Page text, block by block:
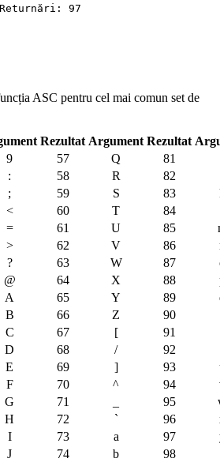
97
ASC pentru cel mai comun set de
Rezultat Argument Rezultat
9 57 Q
81
: 58 R
82
; 59 S 83
< 60 T
84
= 61 U 85
> 62 V 86
? 63 W 87
@ 64 X 88
A 65 Y 89
B 66 Z
90
C 67 [
91
D 68 /
92
E 69 ] 93
F 70 ^ 94
G 71 95
H 72 ` 96
I 73 a 97
J 74 b 98